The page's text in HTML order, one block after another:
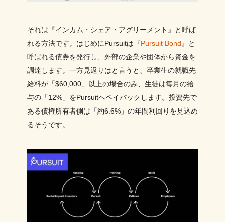
それは『インカム・シェア・アグリーメント』と呼ば
れる方法です。はじめにPursuitは『Pursuit Bond』と
呼ばれる債券を発行し、外部の企業や団体から資金を
調達します。一方見返りはと言うと、卒業生の就職先
給料が「$60,000」以上の場合のみ、生徒は毎月の給
与の「12%」をPursuitへペイバックします。投資先で
ある債権所有者側は「約6.6%」の年間利回りを見込め
るそうです。